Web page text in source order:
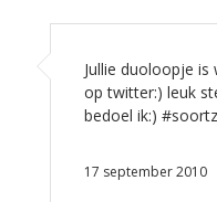
Jullie duoloopje
op twitter:) leuk
bedoel ik:)
17 september 2010